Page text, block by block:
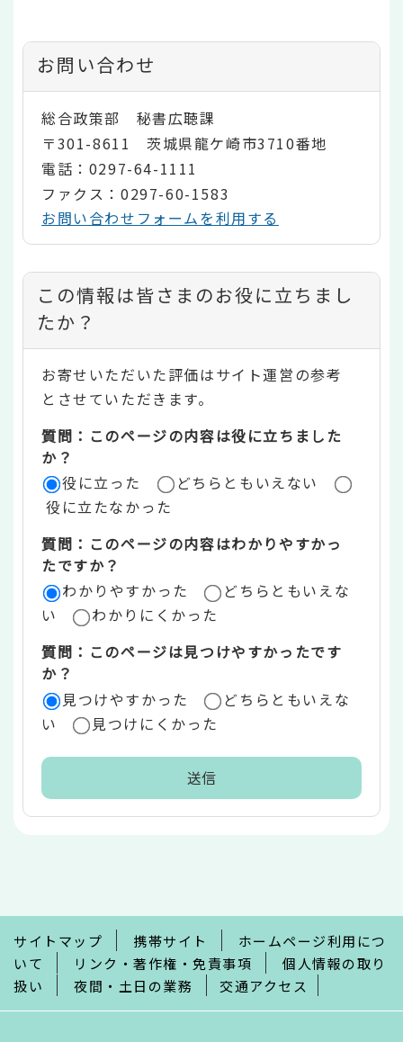
お問い合わせ
総合政策部 秘書広聴課
〒301-8611 茨城県龍ケ崎市3710番地
電話：0297-64-1111
ファクス：0297-60-1583
お問い合わせフォームを利用する
コ
ン
テ
ン
ツ
評
価
リ
ア
この情報は皆さまのお役に立ちまし
たか？
お寄せいただいた評価はサイト運営の参考
とさせていただきます。
質問：このページの内容は役に立ちました
か？
役に立った
どちらともいえない
役に立たなかった
質問：このページの内容はわかりやすかっ
たですか？
わかりやすかった
どちらともいえな
い
わかりにくかった
質問：このページは見つけやすかったです
か？
見つけやすかった
どちらともいえな
い
見つけにくかった
で
サイトマップ 携帯サイト
ホームページ利用につ
いて
リンク・著作権・免責事項
個人情報の取り
扱い
夜間・土日の業務 交通アクセス